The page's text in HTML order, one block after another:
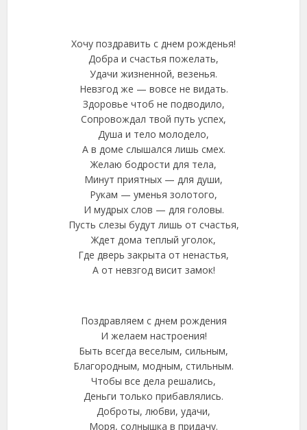
Хочу поздравить с днем рожденья!
Добра и счастья пожелать,
Удачи жизненной, везенья.
Невзгод же — вовсе не видать.
Здоровье чтоб не подводило,
Сопровождал твой путь успех,
Душа и тело молодело,
А в доме слышался лишь смех.
Желаю бодрости для тела,
Минут приятных — для души,
Рукам — уменья золотого,
И мудрых слов — для головы.
Пусть слезы будут лишь от счастья,
Ждет дома теплый уголок,
Где дверь закрыта от ненастья,
А от невзгод висит замок!
Поздравляем с днем рождения
И желаем настроения!
Быть всегда веселым, сильным,
Благородным, модным, стильным.
Чтобы все дела решались,
Деньги только прибавлялись.
Доброты, любви, удачи,
Моря, солнышка в придачу.